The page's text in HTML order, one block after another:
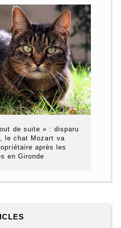
de suite » : disparu
le chat Mozart va
après les
en Gironde